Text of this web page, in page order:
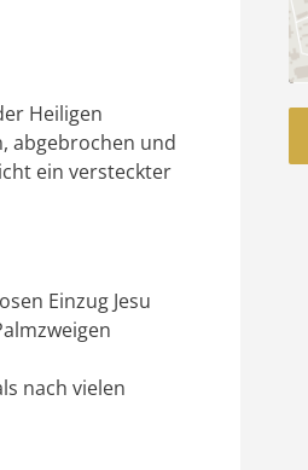
Heiligen
abgebrochen und
ein versteckter
Einzug Jesu
nach vielen